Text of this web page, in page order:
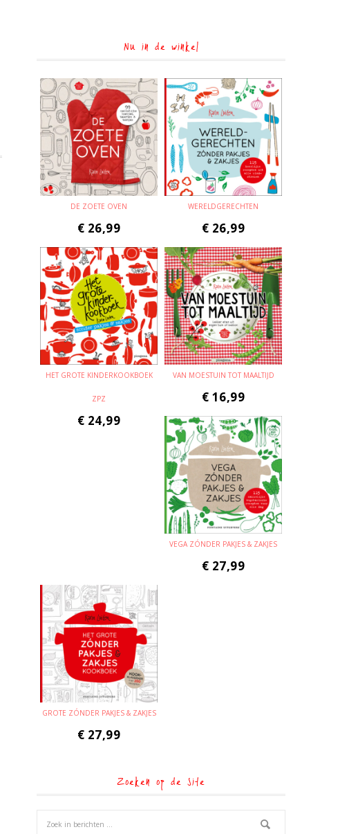
Nu in de winkel
DE ZOETE OVEN
€ 26,99
WERELDGERECHTEN
€ 26,99
HET GROTE KINDERKOOKBOEK
ZPZ
€ 24,99
VAN MOESTUIN TOT MAALTIJD
€ 16,99
VEGA ZÓNDER PAKJES & ZAKJES
€ 27,99
GROTE ZÓNDER PAKJES & ZAKJES
€ 27,99
Zoeken op de site